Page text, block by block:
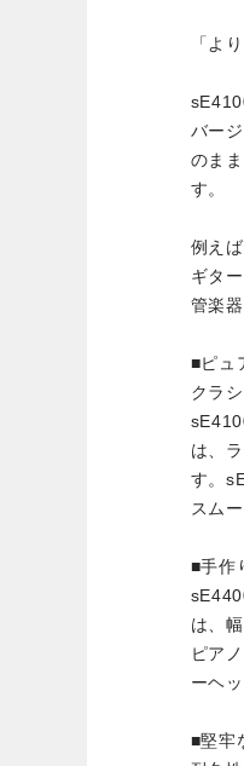
「よ
バー
のま
す。
例え
ギタ
管楽
■ピュ
クラ
は、
す。
スム
■手作
は、
ピア
ーヘ
■堅牢